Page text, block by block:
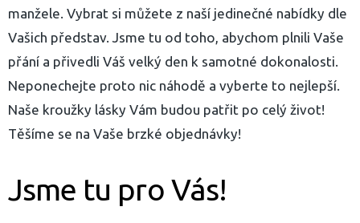
manžele. Vybrat si můžete z naší jedinečné nabídky dle
Vašich představ. Jsme tu od toho, abychom plnili Vaše
přání a přivedli Váš velký den k samotné dokonalosti.
Neponechejte proto nic náhodě a vyberte to nejlepší.
Naše kroužky lásky Vám budou patřit po celý život!
Těšíme se na Vaše brzké objednávky!
Jsme tu pro Vás!